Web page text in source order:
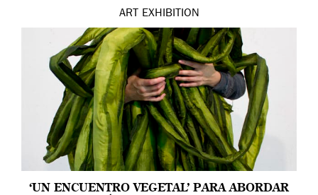
ART EXHIBITION
‘UN ENCUENTRO VEGETAL’ PARA ABORDAR